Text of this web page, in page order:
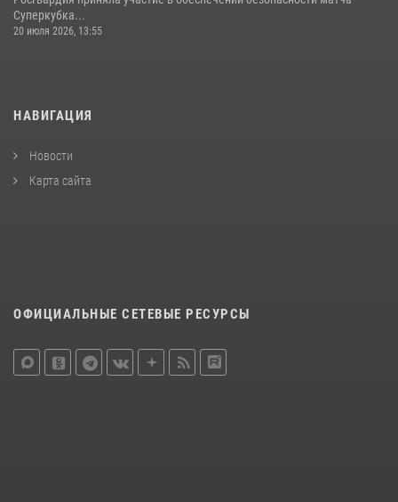
Суперкубка...
20 июля 2026, 13:55
НАВИГАЦИЯ
Новости
Карта сайта
ОФИЦИАЛЬНЫЕ СЕТЕВЫЕ РЕСУРСЫ